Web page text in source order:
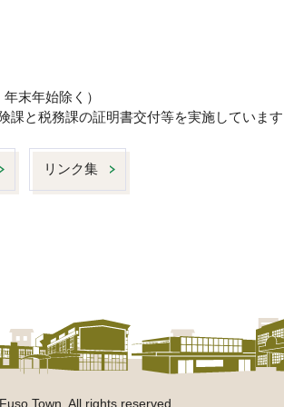
末年始除く）
課と税務課の証明書交付等を実施していま
リンク集
Town. All rights reserved.